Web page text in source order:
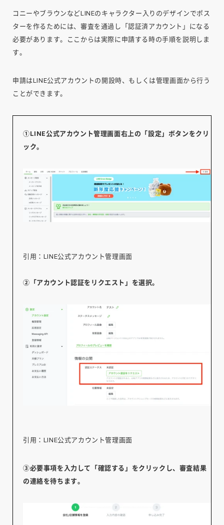
コニーやブラウンなどLINEのキャラクター入りのデザインでポス
ターを作るためには、審査を通過し「認証済アカウント」になる
必要があります。ここからは実際に申請する時の手順を説明しま
す。
申請はLINE公式アカウントの開設時、もしくは管理画面から行う
ことができます。
①LINE公式アカウント管理画面右上の「設定」ボタンをクリ
ック。
引用：LINE公式アカウント管理画面
②「アカウント認証をリクエスト」を選択。
引用：LINE公式アカウント管理画面
③必要事項を入力して「確認する」をクリックし、審査結果
の連絡を待ちます。